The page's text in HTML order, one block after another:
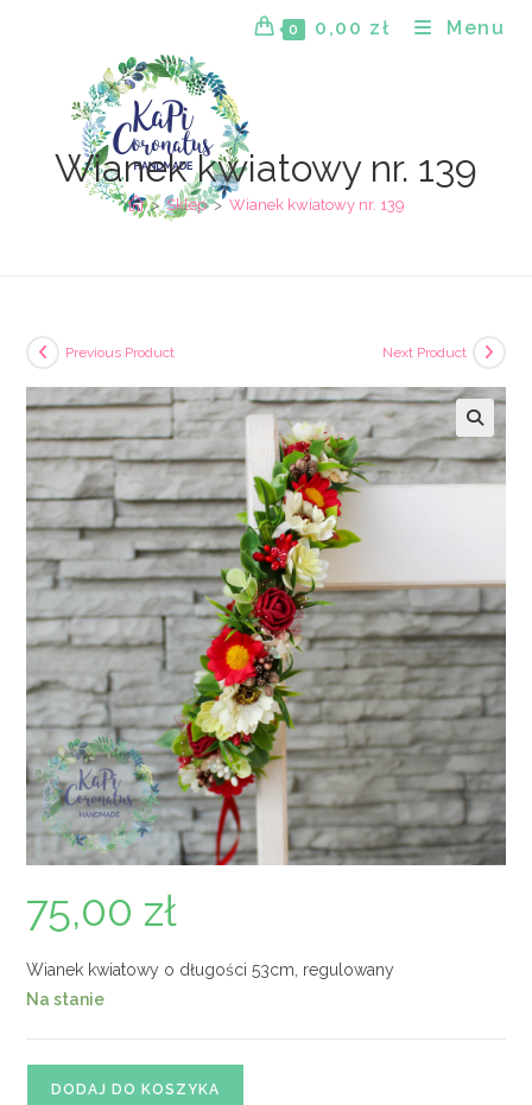
0 0,00 zł Menu
Wianek kwiatowy nr. 139
> Sklep > Wianek kwiatowy nr. 139
Previous Product Next Product
75,00 zł
Wianek kwiatowy o długości 53cm, regulowany
Na stanie
DODAJ DO KOSZYKA